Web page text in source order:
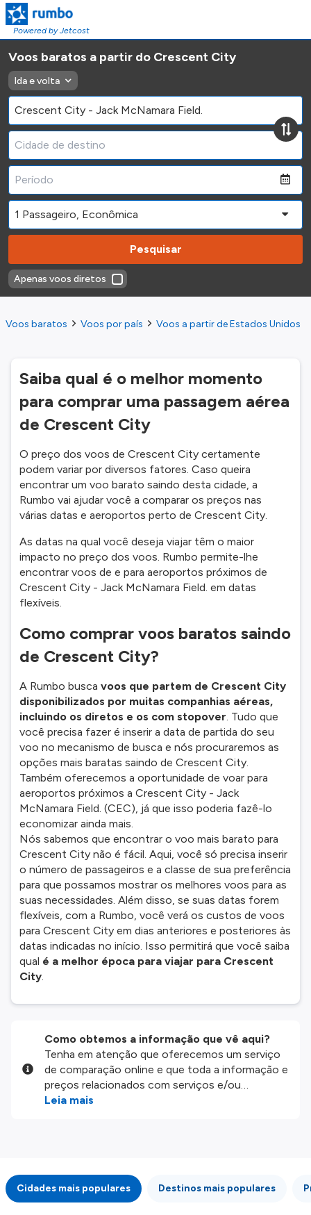
Powered by Jetcost
Voos baratos a partir do Crescent City
Ida e volta
Pesquisar
Apenas voos diretos
Voos baratos Voos por país Voos a partir de Estados Unidos
Saiba qual é o melhor momento
para comprar uma passagem aérea
de Crescent City
O preço dos voos de Crescent City certamente
podem variar por diversos fatores. Caso queira
encontrar um voo barato saindo desta cidade, a
Rumbo vai ajudar você a comparar os preços nas
várias datas e aeroportos perto de Crescent City.
As datas na qual você deseja viajar têm o maior
impacto no preço dos voos. Rumbo permite-lhe
encontrar voos de e para aeroportos próximos de
Crescent City - Jack McNamara Field. em datas
flexíveis.
Como comprar voos baratos saindo
de Crescent City?
A Rumbo busca voos que partem de Crescent City
disponibilizados por muitas companhias aéreas,
incluindo os diretos e os com stopover. Tudo que
você precisa fazer é inserir a data de partida do seu
voo no mecanismo de busca e nós procuraremos as
opções mais baratas saindo de Crescent City.
Também oferecemos a oportunidade de voar para
aeroportos próximos a Crescent City - Jack
McNamara Field. (CEC), já que isso poderia fazê-lo
economizar ainda mais.
Nós sabemos que encontrar o voo mais barato para
Crescent City não é fácil. Aqui, você só precisa inserir
o número de passageiros e a classe de sua preferência
para que possamos mostrar os melhores voos para as
suas necessidades. Além disso, se suas datas forem
flexíveis, com a Rumbo, você verá os custos de voos
para Crescent City em dias anteriores e posteriores às
datas indicadas no início. Isso permitirá que você saiba
qual é a melhor época para viajar para Crescent
City.
Como obtemos a informação que vê aqui?
Tenha em atenção que oferecemos um serviço
de comparação online e que toda a informação e
preços relacionados com serviços e/ou
produtos disponíveis no nosso website são
integridade ou pela precisão da informação
publicada, por isso verifique com atenção todas
as condições no website do parceiro antes de
Leia mais
Cidades mais populares Destinos mais populares